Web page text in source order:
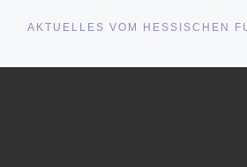
AKTUELLES VOM HESSISCHEN